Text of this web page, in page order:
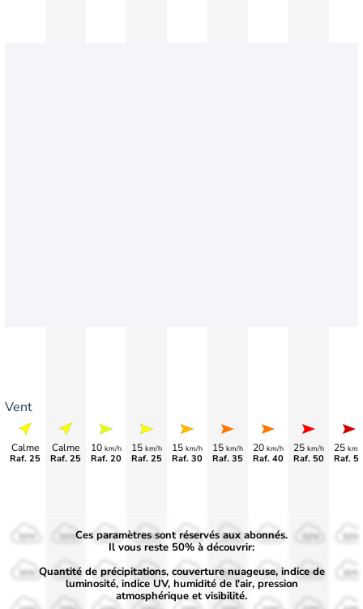
Vent
Calme
Raf. 25
Calme
Raf. 25
10 km/h
Raf. 20
15 km/h
Raf. 25
15 km/h
Raf. 30
15 km/h
Raf. 35
20 km/h
Raf. 40
25 km/h
Raf. 50
25 km/
Raf.
50%
30%
50%
30%
50%
30%
50%
30%
50%
30%
50%
30%
50%
30% 30% 30%
Ces paramètres sont réservés aux abonnés.
Il vous reste 50% à découvrir:
Quantité de précipitations, couverture nuageuse, indice de
luminosité, indice UV, humidité de l'air, pression
atmosphérique et visibilité.